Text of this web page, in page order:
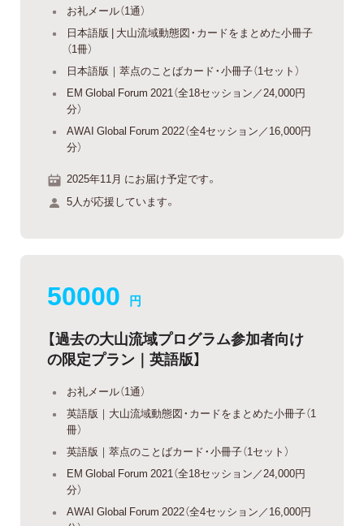
お礼メール（1通）
日本語版 | 大山流域動態図・カードをまとめた小冊子
（1冊）
日本語版｜萃点のことばカード・小冊子（1セット）
EM Global Forum 2021（全18セッション／24,000円
分）
AWAI Global Forum 2022（全4セッション／16,000円
分）
2025年11月 にお届け予定です。
5人が応援しています。
50000 円
【過去の大山流域プログラム参加者向け
の限定プラン｜英語版】
お礼メール（1通）
英語版｜大山流域動態図・カードをまとめた小冊子（1
冊）
英語版｜萃点のことばカード・小冊子（1セット）
EM Global Forum 2021（全18セッション／24,000円
分）
AWAI Global Forum 2022（全4セッション／16,000円